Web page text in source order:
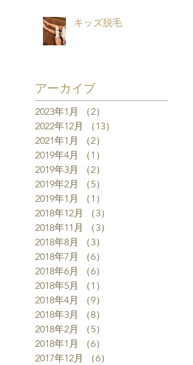
キッズ脱毛
アーカイブ
2023年1月 （2）
2022年12月
（13）
2021年1月
（2）
2019年4月
（1）
2019年3月
（2）
2019年2月
（5）
2019年1月
（1）
2018年12月
（3）
2018年11月
（3）
2018年8月
（3）
2018年7月
（6）
2018年6月
（6）
2018年5月
（1）
2018年4月
（9）
2018年3月
（8）
2018年2月
（5）
2018年1月
（6）
2017年12月
（6）